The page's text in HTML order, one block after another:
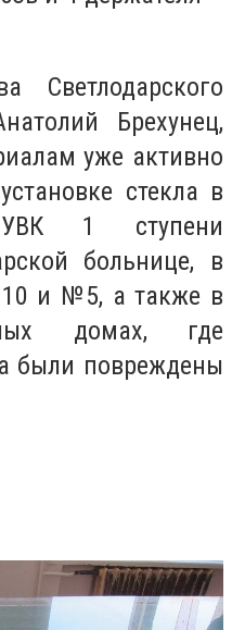
Светлодарского
Брехунец,
уже активно
стекла в
1 ступени
больнице, в
и №5, а также в
домах, где
были повреждены